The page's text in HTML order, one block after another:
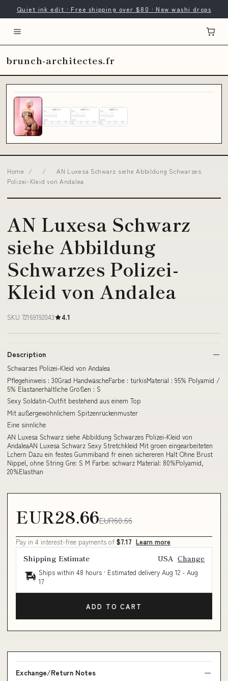
Quiet ink edit · Free shipping over $80 · New washi drops
brunch-architectes.fr
Home / /
AN Luxesa Schwarz siehe Abbildung Schwarzes
Polizei-Kleid von Andalea
AN Luxesa Schwarz
siehe Abbildung
Schwarzes Polizei-
Kleid von Andalea
SKU 72169192043 4.1
Description
Schwarzes Polizei-Kleid von Andalea
Pflegehinweis : 30Grad HandwäscheFarbe : türkisMaterial : 95% Polyamid /
5% Elastanerhältliche Größen : S
Sexy Soldatin-Outfit bestehend aus einem Top
Mit außergewöhnlichem Spitzenrückenmuster
Eine sinnliche
AN Luxesa Schwarz siehe Abbildung Schwarzes Polizei-Kleid von
AndaleaAN Luxesa Schwarz Sexy Stretchkleid Mit groen eingearbeiteten
Lchern Dazu ein festes Gummiband fr einen sichereren Halt Ohne Brust
Nippel, ohne String Gre: S M Farbe: schwarz Material: 80%Polyamid,
20%Elasthan
EUR28.66EUR60.66
Pay in 4 interest-free payments of $7.17 Learn more
Shipping Estimate USA Change
Ships within 48 hours · Estimated delivery Aug 12 - Aug
17
ADD TO CART
Exchange/Return Notes